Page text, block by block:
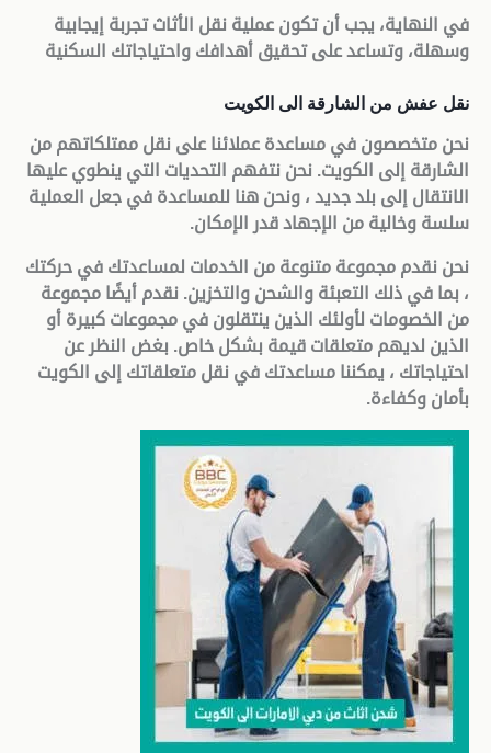
في النهاية، يجب أن تكون عملية نقل الأثاث تجربة إيجابية
وسهلة، وتساعد على تحقيق أهدافك واحتياجاتك السكنية
نقل عفش من الشارقة الى الكويت
نحن متخصصون في مساعدة عملائنا على نقل ممتلكاتهم من
الشارقة إلى الكويت. نحن نتفهم التحديات التي ينطوي عليها
الانتقال إلى بلد جديد ، ونحن هنا للمساعدة في جعل العملية
سلسة وخالية من الإجهاد قدر الإمكان.
نحن نقدم مجموعة متنوعة من الخدمات لمساعدتك في حركتك
، بما في ذلك التعبئة والشحن والتخزين. نقدم أيضًا مجموعة
من الخصومات لأولئك الذين ينتقلون في مجموعات كبيرة أو
الذين لديهم متعلقات قيمة بشكل خاص. بغض النظر عن
احتياجاتك ، يمكننا مساعدتك في نقل متعلقاتك إلى الكويت
بأمان وكفاءة.